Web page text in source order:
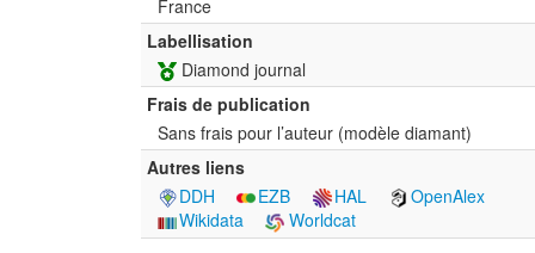
France
Labellisation
Diamond journal
Frais de publication
Sans frais pour l’auteur (modèle diamant)
Autres liens
DDH
EZB HAL
OpenAlex
Wikidata
Worldcat